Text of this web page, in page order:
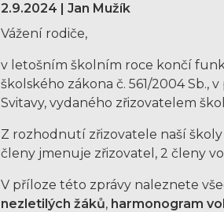
2.9.2024 | Jan Mužík
Vážení rodiče,
v letošním školním roce končí
školského zákona č. 561/2004
Svitavy, vydaného zřizovatelem
Z rozhodnutí zřizovatele naší
členy jmenuje zřizovatel, 2 členy
V příloze této zprávy naleznete
nezletilých žáků, harmonogram